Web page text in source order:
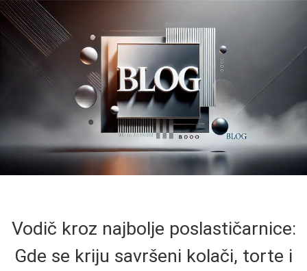
Vodič kroz najbolje poslastičarnice:
Gde se kriju savršeni kolači, torte i